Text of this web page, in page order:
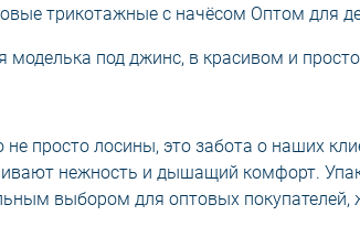
трикотажные с начёсом Оптом для
моделька под джинс, в красивом и
не просто лосины, это забота о наших
нежность и дышащий комфорт.
выбором для оптовых